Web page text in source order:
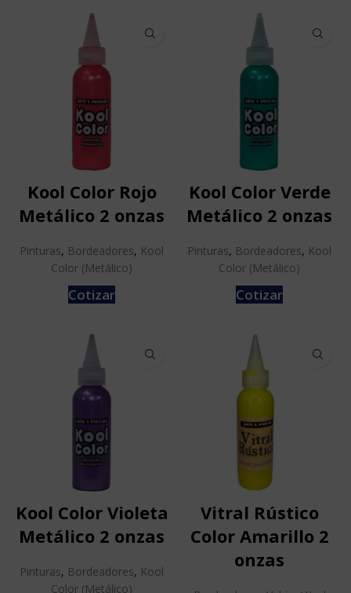
Kool Color Rojo
Metálico 2 onzas
Pinturas, Bordeadores, Kool
Color (Metálico)
Cotizar
Kool Color Verde
Metálico 2 onzas
Pinturas, Bordeadores, Kool
Color (Metálico)
Cotizar
Kool Color Violeta
Metálico 2 onzas
Pinturas, Bordeadores, Kool
Color (Metálico)
Vitral Rústico
Color Amarillo 2
onzas